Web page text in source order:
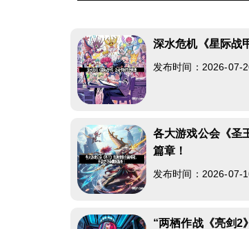
深水危机《星际战
发布时间：2026-07-
各大游戏公会《圣
篇章！
发布时间：2026-07-
“两栖作战《亮剑2